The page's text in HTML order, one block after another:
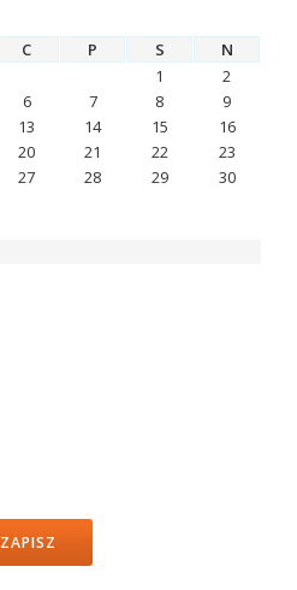
C P S
N
1
2
6 7 8
9
13 14 15
16
20 21 22
23
27 28 29
30
ZAPISZ